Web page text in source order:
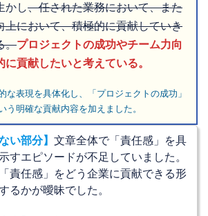
かし、任された業務において、また
上において、積極的に貢献していき
。プロジェクトの成功やチーム力向
に貢献したいと考えている。
な表現を具体化し、「プロジェクトの成功」
う明確な貢献内容を加えました。
い部分】 文章全体で「責任感」を具
すエピソードが不足していました。
責任感」をどう企業に貢献できる形
るかが曖昧でした。